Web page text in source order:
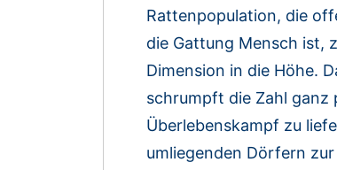
Rattenpopulation, die
die Gattung Mensch ist,
Dimension in die Höhe.
schrumpft die Zahl ganz
Überlebenskampf zu
umliegenden Dörfern